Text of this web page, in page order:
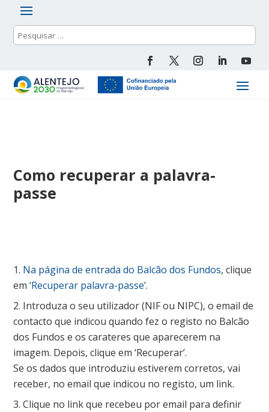
Como recuperar a palavra-
passe
Na página de entrada do Balcão dos Fundos, clique
em‘Recuperar palavra-passe’.
Introduza o seu utilizador (NIF ou NIPC), o email de
contacto que indicou quando fez o registo no Balcão
dos Fundos e os carateres que aparecerem na
imagem. Depois, clique em ‘Recuperar’.
Se os dados que introduziu estiverem corretos, vai
receber, no email que indicou no registo, um link.
Clique no link que recebeu por email para definir